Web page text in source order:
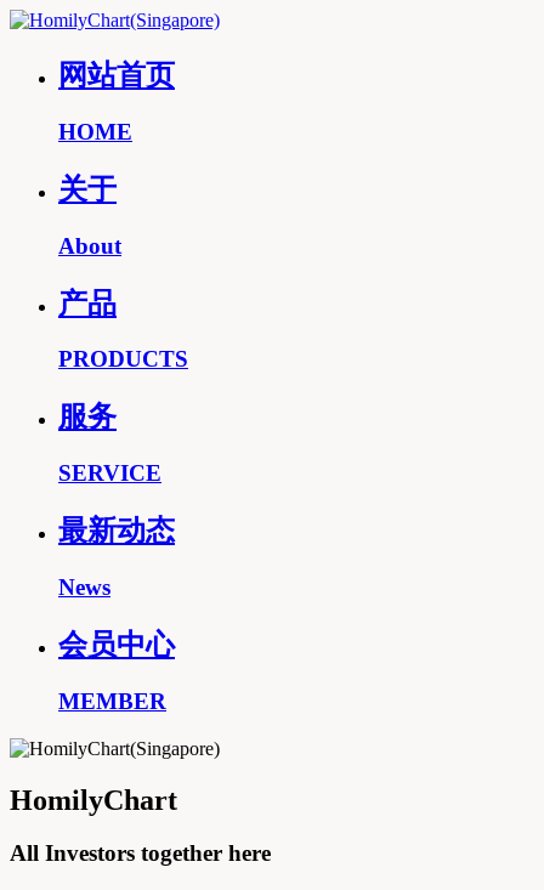
网站首页
HOME
关于
About
产品
PRODUCTS
服务
SERVICE
最新动态
News
会员中心
MEMBER
HomilyChart
All Investors together here